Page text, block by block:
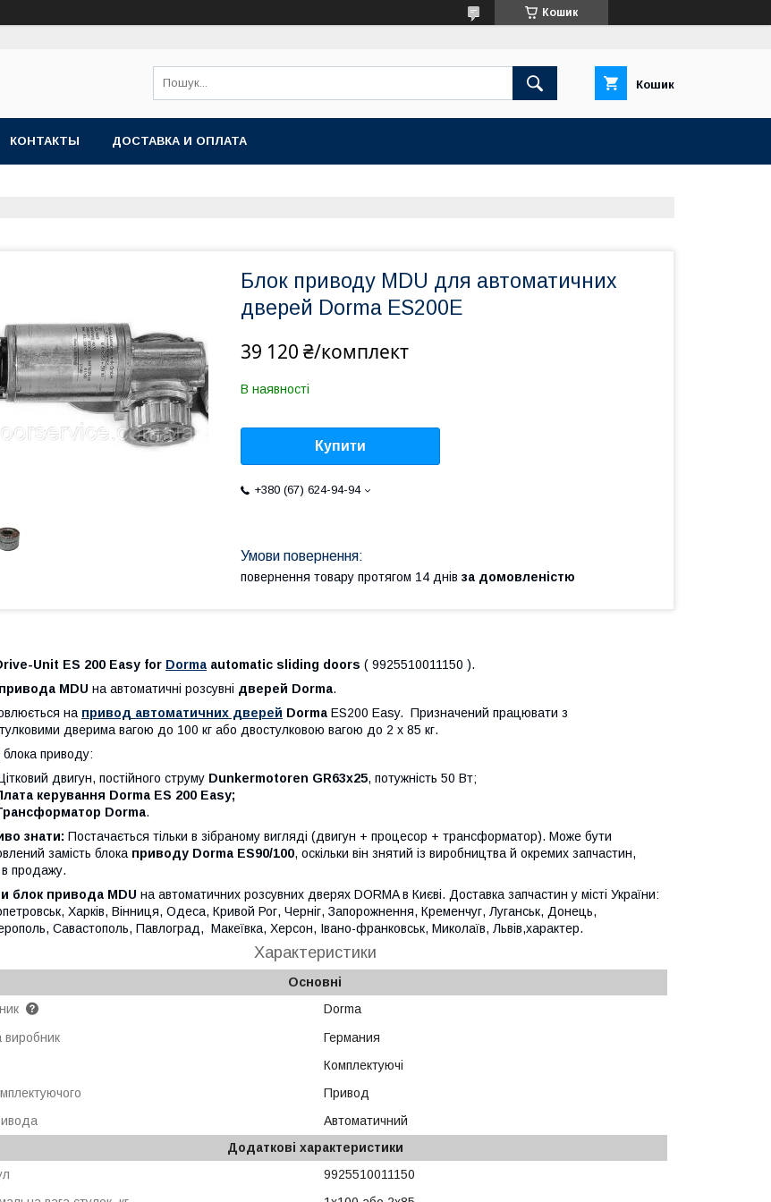
Кошик
Кошик
КОНТАКТЫ ДОСТАВКА И ОПЛАТА
Блок приводу MDU для автоматичних
дверей Dorma ES200E
39 120 ₴/комплект
В наявності
Купити
+380 (67) 624-94-94
повернення товару протягом 14 днів за домовленістю
Unit ES 200 Easy for Dorma automatic sliding doors ( 9925510011150 ).
MDU на автоматичні розсувні дверей Dorma.
на привод автоматичних дверей Dorma ES200 Easy. Призначений працювати з
дверима вагою до 100 кг або двостулковою вагою до 2 х 85 кг.
приводу:
двигун, постійного струму Dunkermotoren GR63x25, потужність 50 Вт;
керування Dorma ES 200 Easy;
Dorma.
знати: Постачається тільки в зібраному вигляді (двигун + процесор + трансформатор). Може бути
замість блока приводу Dorma ES90/100, оскільки він знятий із виробництва й окремих запчастин,
продажу.
блок привода MDU на автоматичних розсувних дверях DORMA в Києві. Доставка запчастин у місті України:
Харків, Вінниця, Одеса, Кривой Рог, Черніг, Запорожнення, Кременчуг, Луганськ, Донець,
Савастополь, Павлоград, Макеївка, Херсон, Івано-франковськ, Миколаїв, Львів,характер.
Характеристики
Основні
Dorma
виробник
Германия
Комплектуючі
Привод
Автоматичний
Додаткові характеристики
9925510011150